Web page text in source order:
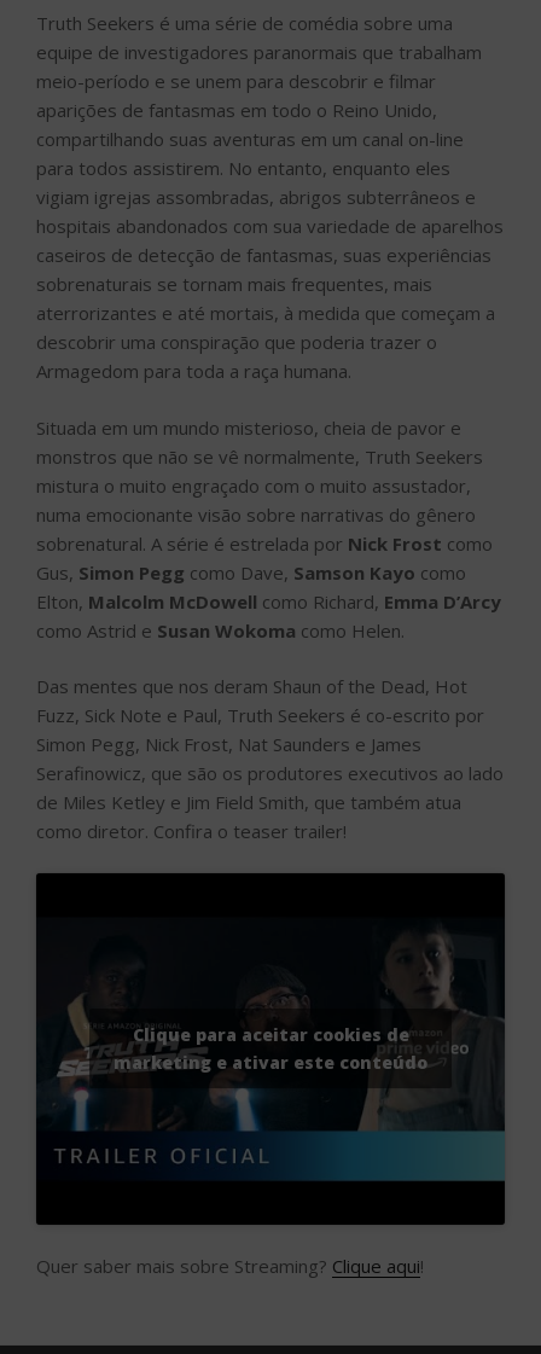
Truth Seekers é uma série de comédia sobre uma
equipe de investigadores paranormais que trabalham
meio-período e se unem para descobrir e filmar
aparições de fantasmas em todo o Reino Unido,
compartilhando suas aventuras em um canal on-line
para todos assistirem. No entanto, enquanto eles
vigiam igrejas assombradas, abrigos subterrâneos e
hospitais abandonados com sua variedade de aparelhos
caseiros de detecção de fantasmas, suas experiências
sobrenaturais se tornam mais frequentes, mais
aterrorizantes e até mortais, à medida que começam a
descobrir uma conspiração que poderia trazer o
Armagedom para toda a raça humana.
Situada em um mundo misterioso, cheia de pavor e
monstros que não se vê normalmente, Truth Seekers
mistura o muito engraçado com o muito assustador,
numa emocionante visão sobre narrativas do gênero
sobrenatural. A série é estrelada por Nick Frost como
Gus, Simon Pegg como Dave, Samson Kayo como
Elton, Malcolm McDowell como Richard, Emma D’Arcy
como Astrid e Susan Wokoma como Helen.
Das mentes que nos deram Shaun of the Dead, Hot
Fuzz, Sick Note e Paul, Truth Seekers é co-escrito por
Simon Pegg, Nick Frost, Nat Saunders e James
Serafinowicz, que são os produtores executivos ao lado
de Miles Ketley e Jim Field Smith, que também atua
como diretor. Confira o teaser trailer!
Clique para aceitar cookies de
marketing e ativar este conteúdo
Quer saber mais sobre Streaming? Clique aqui!